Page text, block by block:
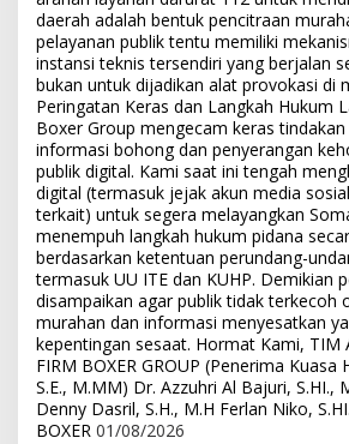
daerah adalah bentuk pencitraan
pelayanan publik tentu memiliki
instansi teknis tersendiri yang berjalan
bukan untuk dijadikan alat provokasi di
Peringatan Keras dan Langkah Hukum
Boxer Group mengecam keras
informasi bohong dan penyerangan
publik digital. Kami saat ini tengah
digital (termasuk jejak akun media
terkait) untuk segera melayangkan
menempuh langkah hukum pidana
berdasarkan ketentuan perundang-
termasuk UU ITE dan KUHP. Demikian
disampaikan agar publik tidak terkecoh
murahan dan informasi menyesatkan
kepentingan sesaat. Hormat Kami, TIM
FIRM BOXER GROUP (Penerima Kuasa
S.E., M.MM) Dr. Azzuhri Al Bajuri, S.HI.,
Denny Dasril, S.H., M.H Ferlan Niko,
BOXER 01/08/2026